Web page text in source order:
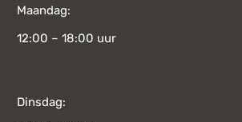
Maandag:
12:00 – 18:00 uur
Dinsdag: